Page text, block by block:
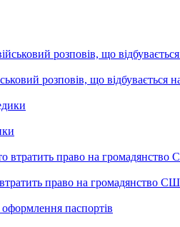
розповів, що відбувається
право на громадянство